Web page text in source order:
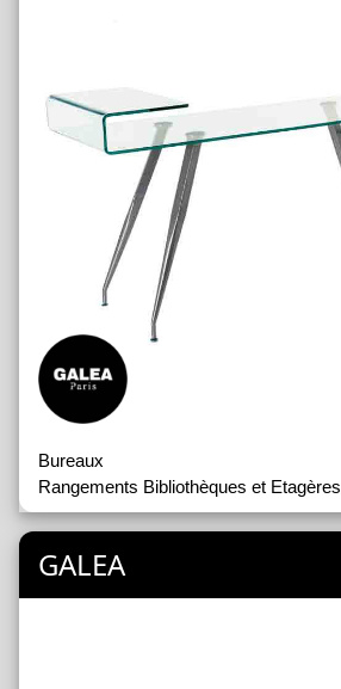
Bureaux
Rangements Bibliothèques et Etagères
GALEA